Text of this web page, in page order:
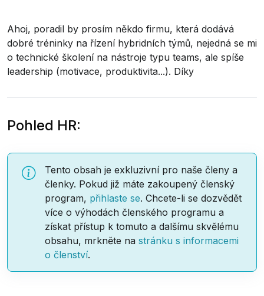
Ahoj, poradil by prosím někdo firmu, která dodává
dobré tréninky na řízení hybridních týmů, nejedná se mi
o technické školení na nástroje typu teams, ale spíše
leadership (motivace, produktivita...). Díky
Pohled HR:
Tento obsah je exkluzivní pro naše členy a
členky. Pokud již máte zakoupený členský
program, přihlaste se. Chcete-li se dozvědět
více o výhodách členského programu a
získat přístup k tomuto a dalšímu skvělému
obsahu, mrkněte na stránku s informacemi
o členství.